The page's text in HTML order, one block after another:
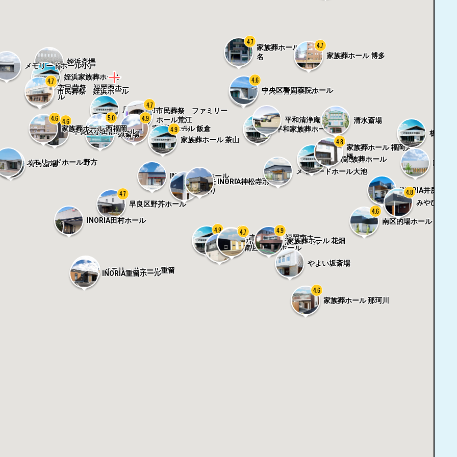
原家族葬ホール市民葬祭 ファミリー
ホール荒江
4.7
市民葬祭 福岡ホール
5.0
家族葬ホール 飯倉
4.9
原斎場
姪浜斎場
姪浜家族葬ホール
市民葬祭 福岡西ホー
ル
4.7
市民葬祭 姪浜ホール
4.7
家族葬ホール 茶山
4.9
早良区小田部ホール
4.6
家族葬ホール 西福岡
4.6
INORIA七隈ホール
メモリードホール小戸
家族葬ホール 福岡大
名
4.7
早良区野芥ホール
4.7
メモリードホール福大
通り
4.7
中央区警固ホール
4.8
中央区警固薬院ホール
4.6
INORIA神松寺ホール
野方斎場
メモリードホール野方
INORIA田村ホール
平和家族葬ホール
平和清浄庵
家族葬ホール 油山
4.9
メモリードホール大池
家族葬ホール 博多
4.7
メモリードホール重留
INORIA重留ホール
城南区東油山ホール
4.8 市民葬祭 油山ホール
4.8
市民葬祭 福岡南ホー
ル
4.7
野間家族葬ホール
家族葬ホール 花畑
4.9
清水斎場
家族葬ホール 福岡大
橋
4.8
やよい坂斎場
南区的場ホール
4.6
INORIA井尻ホー
家族葬ホール 那珂川
4.6
板付家
みやびホー
4.8
諸岡斎